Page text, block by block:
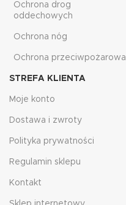
Ochrona drog
oddechowych
Ochrona nóg
Ochrona przeciwpożarowa
STREFA KLIENTA
Moje konto
Dostawa i zwroty
Polityka prywatności
Regulamin sklepu
Kontakt